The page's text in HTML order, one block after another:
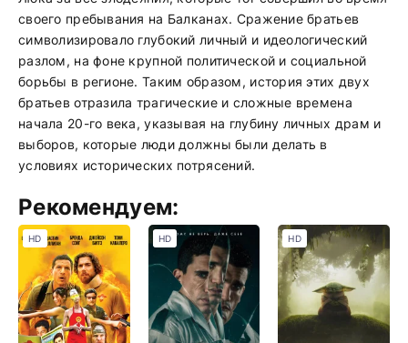
своего пребывания на Балканах. Сражение братьев
символизировало глубокий личный и идеологический
разлом, на фоне крупной политической и социальной
борьбы в регионе. Таким образом, история этих двух
братьев отразила трагические и сложные времена
начала 20-го века, указывая на глубину личных драм и
выборов, которые люди должны были делать в
условиях исторических потрясений.
Рекомендуем:
HD HD HD